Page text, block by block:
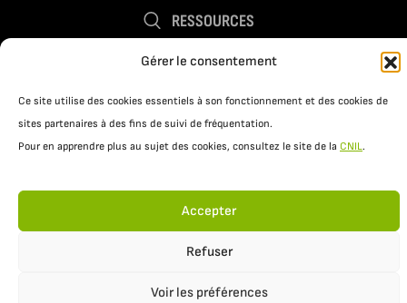
Gérer le consentement
Ce site utilise des cookies essentiels à son fonctionnement et des cookies de
sites partenaires à des fins de suivi de fréquentation.
Pour en apprendre plus au sujet des cookies, consultez le site de la CNIL.
Accepter
Refuser
Voir les préférences
RESSOURCES
Politique de confidentialité